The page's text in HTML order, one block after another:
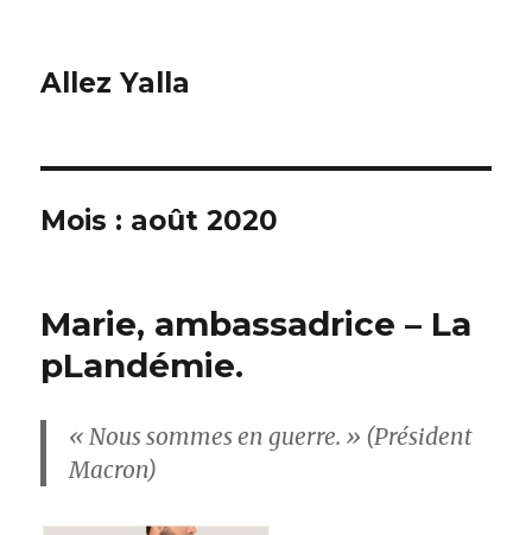
Allez Yalla
Mois : août 2020
Marie, ambassadrice – La
pLandémie.
« Nous sommes en guerre. » (Président
Macron)